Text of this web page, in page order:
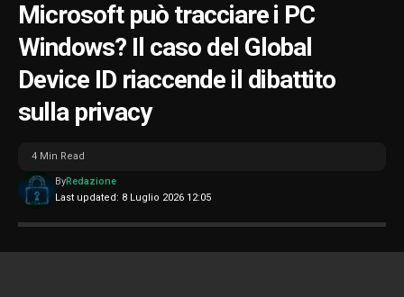
Microsoft può tracciare i PC
Windows? Il caso del Global
Device ID riaccende il dibattito
sulla privacy
Last updated: 8 Luglio 2026 12:05
ByRedazione
4 Min Read